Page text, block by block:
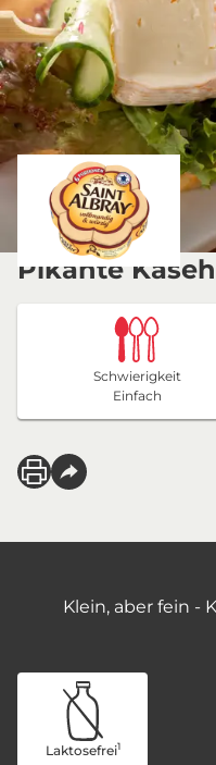
Pikante
Schwierigkeit
Einfach
Klein, aber fein -
Laktosefrei1